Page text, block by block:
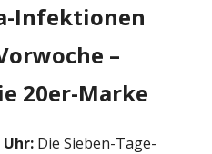
Infektionen
–
20er-Marke
Die Sieben-Tage-